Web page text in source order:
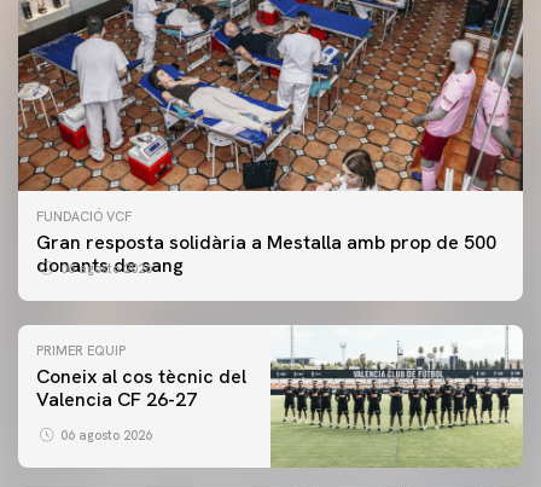
FUNDACIÓ VCF
Gran resposta solidària a Mestalla amb prop de 500
donants de sang
06 agosto 2026
PRIMER EQUIP
Coneix al cos tècnic del
Valencia CF 26-27
06 agosto 2026